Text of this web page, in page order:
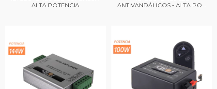
ALTA POTENCIA
ANTIVANDÁLICOS - ALTA PO...